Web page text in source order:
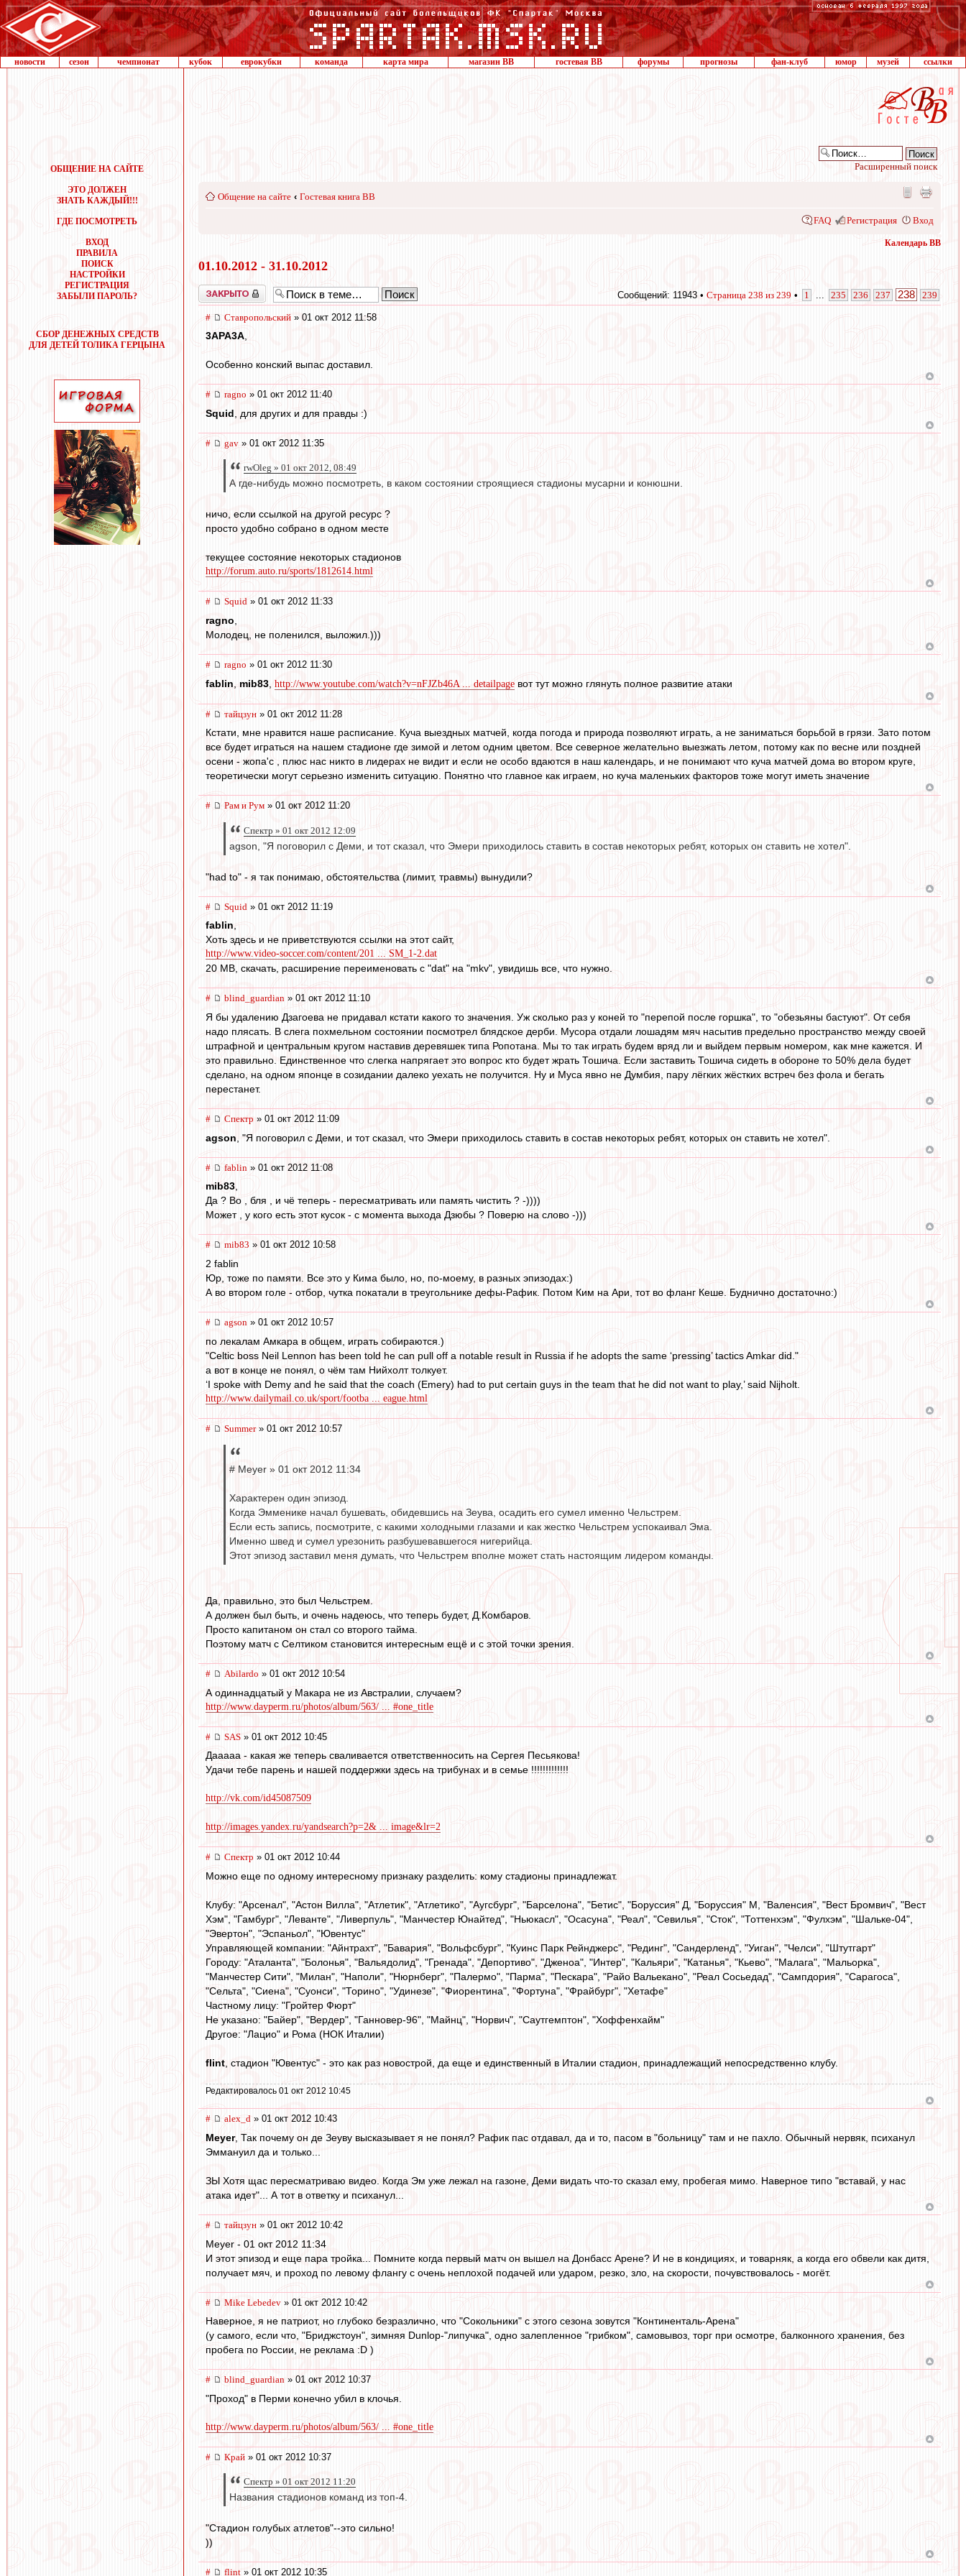
новости сезон чемпионат кубок еврокубки команда карта мира магазин ВВ гостевая ВВ форумы прогнозы фан-клуб юмор музей ссылки
ОБЩЕНИЕ НА САЙТЕ
ЭТО ДОЛЖЕН
ЗНАТЬ КАЖДЫЙ!!!
ГДЕ ПОСМОТРЕТЬ
ВХОД
ПРАВИЛА
ПОИСК
НАСТРОЙКИ
РЕГИСТРАЦИЯ
ЗАБЫЛИ ПАРОЛЬ?
СБОР ДЕНЕЖНЫХ СРЕДСТВ
ДЛЯ ДЕТЕЙ ТОЛИКА ГЕРЦЫНА
Расширенный поиск
Общение на сайте ‹ Гостевая книга ВВ
FAQ Регистрация Вход
Календарь ВВ
01.10.2012 - 31.10.2012
Закрыто Сообщений: 11943 • Страница 238 из 239 • 1 235 236 237 238 239
# Ставропольский » 01 окт 2012 11:58
3APA3A,
Особенно конский выпас доставил.
# ragno » 01 окт 2012 11:40
Squid , для других и для правды :)
# gav » 01 окт 2012 11:35
rwOleg » 01 окт 2012, 08:49
А где-нибудь можно посмотреть, в каком состоянии строящиеся стадионы мусарни и конюшни.
ничо, если ссылкой на другой ресурс ?
просто удобно собрано в одном месте
текущее состояние некоторых стадионов
http://forum.auto.ru/sports/1812614.html
# Squid » 01 окт 2012 11:33
ragno
Молодец, не поленился, выложил.)))
# ragno » 01 окт 2012 11:30
fablin mib83 http://www.youtube.com/watch?v=nFJZb46A ... detailpage вот тут можно глянуть полное развитие атаки
# тайцзун » 01 окт 2012 11:28
Кстати, мне нравится наше расписание. Куча выездных матчей, когда погода и природа позволяют играть, а не заниматься борьбой в грязи. Зато потом
все будет играться на нашем стадионе где зимой и летом одним цветом. Все северное желательно выезжать летом, потому как по весне или поздней
осени - жопа'с , плюс нас никто в лидерах не видит и если не особо вдаются в наш календарь, и не понимают что куча матчей дома во втором круге,
теоретически могут серьезно изменить ситуацию. Понятно что главное как играем, но куча маленьких факторов тоже могут иметь значение
# Рам и Рум » 01 окт 2012 11:20
Спектр » 01 окт 2012 12:09
agson, "Я поговорил с Деми, и тот сказал, что Эмери приходилось ставить в состав некоторых ребят, которых он ставить не хотел".
"had to" - я так понимаю, обстоятельства (лимит, травмы) вынудили?
# Squid » 01 окт 2012 11:19
fablin,
Хоть здесь и не приветствуются ссылки на этот сайт,
http://www.video-soccer.com/content/201 ... SM_1-2.dat
20 МB, скачать, расширение переименовать с "dat" на "mkv", увидишь все, что нужно.
# blind_guardian » 01 окт 2012 11:10
Я бы удалению Дзагоева не придавал кстати какого то значения. Уж сколько раз у коней то "перепой после горшка", то "обезьяны бастуют". От себя
надо плясать. В слега похмельном состоянии посмотрел блядское дерби. Мусора отдали лошадям мяч насытив предельно пространство между своей
штрафной и центральным кругом наставив деревяшек типа Ропотана. Мы то так играть будем вряд ли и выйдем первым номером, как мне кажется. И
это правильно. Единственное что слегка напрягает это вопрос кто будет жрать Тошича. Если заставить Тошича сидеть в обороне то 50% дела будет
сделано, на одном японце в созидании далеко уехать не получится. Ну и Муса явно не Думбия, пару лёгких жёстких встреч без фола и бегать
перестанет.
# Спектр » 01 окт 2012 11:09
agson , "Я поговорил с Деми, и тот сказал, что Эмери приходилось ставить в состав некоторых ребят, которых он ставить не хотел".
# fablin » 01 окт 2012 11:08
mib83,
Да ? Во , бля , и чё теперь - пересматривать или память чистить ? -))))
Может , у кого есть этот кусок - с момента выхода Дзюбы ? Поверю на слово -)))
# mib83 » 01 окт 2012 10:58
2 fablin
Юр, тоже по памяти. Все это у Кима было, но, по-моему, в разных эпизодах:)
А во втором голе - отбор, чутка покатали в треугольнике дефы-Рафик. Потом Ким на Ари, тот во фланг Кеше. Буднично достаточно:)
# agson » 01 окт 2012 10:57
по лекалам Амкара в общем, играть собираются.)
"Celtic boss Neil Lennon has been told he can pull off a notable result in Russia if he adopts the same ‘pressing’ tactics Amkar did."
а вот в конце не понял, о чём там Нийхолт толкует.
‘I spoke with Demy and he said that the coach (Emery) had to put certain guys in the team that he did not want to play,’ said Nijholt.
http://www.dailymail.co.uk/sport/footba ... eague.html
# Summer» 01 окт 2012 10:57
# Meyer » 01 окт 2012 11:34
Характерен один эпизод.
Когда Эмменике начал бушевать, обидевшись на Зеува, осадить его сумел именно Чельстрем.
Если есть запись, посмотрите, с какими холодными глазами и как жестко Чельстрем успокаивал Эма.
Именно швед и сумел урезонить разбушевавшегося нигерийца.
Этот эпизод заставил меня думать, что Чельстрем вполне может стать настоящим лидером команды.
Да, правильно, это был Чельстрем.
А должен был быть, и очень надеюсь, что теперь будет, Д.Комбаров.
Просто капитаном он стал со второго тайма.
Поэтому матч с Селтиком становится интересным ещё и с этой точки зрения.
# Abilardo » 01 окт 2012 10:54
А одиннадцатый у Макара не из Австралии, случаем?
http://www.dayperm.ru/photos/album/563/ ... #one_title
# SAS » 01 окт 2012 10:45
Дааааа - какая же теперь сваливается ответственносить на Сергея Песьякова!
Удачи тебе парень и нашей поддержки здесь на трибунах и в семье !!!!!!!!!!!!!
http://vk.com/id45087509
http://images.yandex.ru/yandsearch?p=2& ... image&lr=2
# Спектр » 01 окт 2012 10:44
Можно еще по одному интересному признаку разделить: кому стадионы принадлежат.
Клубу: "Арсенал", "Астон Вилла", "Атлетик", "Атлетико", "Аугсбург", "Барселона", "Бетис", "Боруссия" Д, "Боруссия" М, "Валенсия", "Вест Бромвич", "Вест
Хэм", "Гамбург", "Леванте", "Ливерпуль", "Манчестер Юнайтед", "Ньюкасл", "Осасуна", "Реал", "Севилья", "Сток", "Тоттенхэм", "Фулхэм", "Шальке-04",
"Эвертон", "Эспаньол", "Ювентус"
Управляющей компании: "Айнтрахт", "Бавария", "Вольфсбург", "Куинс Парк Рейнджерс", "Рединг", "Сандерленд", "Уиган", "Челси", "Штутгарт"
Городу: "Аталанта", "Болонья", "Вальядолид", "Гренада", "Депортиво", "Дженоа", "Интер", "Кальяри", "Катанья", "Кьево", "Малага", "Мальорка",
"Манчестер Сити", "Милан", "Наполи", "Нюрнберг", "Палермо", "Парма", "Пескара", "Райо Вальекано", "Реал Сосьедад", "Сампдория", "Сарагоса",
"Сельта", "Сиена", "Суонси", "Торино", "Удинезе", "Фиорентина", "Фортуна", "Фрайбург", "Хетафе"
Частному лицу: "Гройтер Фюрт"
Не указано: "Байер", "Вердер", "Ганновер-96", "Майнц", "Норвич", "Саутгемптон", "Хоффенхайм"
Другое: "Лацио" и Рома (НОК Италии)
flint , стадион "Ювентус" - это как раз новострой, да еще и единственный в Италии стадион, принадлежащий непосредственно клубу.
Редактировалось 01 окт 2012 10:45
# alex_d » 01 окт 2012 10:43
Meyer, Так почему он де Зеуву высказывает я не понял? Рафик пас отдавал, да и то, пасом в "больницу" там и не пахло. Обычный нервяк, психанул
Эммануил да и только...
ЗЫ Хотя щас пересматриваю видео. Когда Эм уже лежал на газоне, Деми видать что-то сказал ему, пробегая мимо. Наверное типо "вставай, у нас
атака идет"... А тот в ответку и психанул...
# тайцзун » 01 окт 2012 10:42
Meyer - 01 окт 2012 11:34
И этот эпизод и еще пара тройка... Помните когда первый матч он вышел на Донбасс Арене? И не в кондициях, и товарняк, а когда его обвели как дитя,
получает мяч, и проход по левому флангу с очень неплохой подачей или ударом, резко, зло, на скорости, почувствовалось - могёт.
# Mike Lebedev » 01 окт 2012 10:42
Наверное, я не патриот, но глубоко безразлично, что "Сокольники" с этого сезона зовутся "Континенталь-Арена"
(у самого, если что, "Бриджстоун", зимняя Dunlop-"липучка", одно залепленное "грибком", самовывоз, торг при осмотре, балконного хранения, без
пробега по России, не реклама :D )
# blind_guardian » 01 окт 2012 10:37
"Проход" в Перми конечно убил в клочья.
http://www.dayperm.ru/photos/album/563/ ... #one_title
# Край » 01 окт 2012 10:37
Спектр » 01 окт 2012 11:20
Названия стадионов команд из топ-4.
"Стадион голубых атлетов"--это сильно!
))
# flint » 01 окт 2012 10:35